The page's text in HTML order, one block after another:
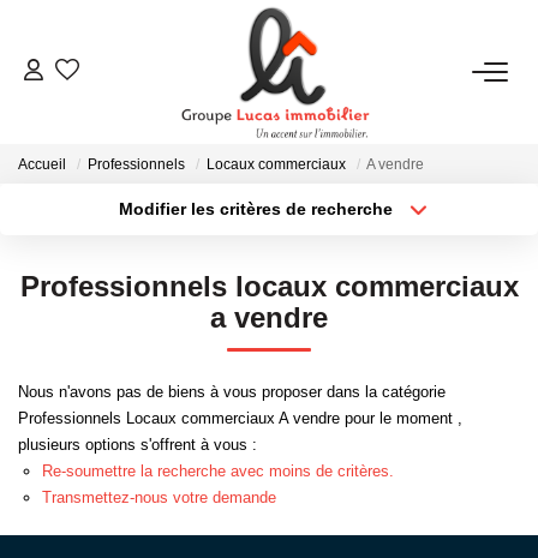
NOUS CONTACTER
ESTIMER
NOS RÉALISATIONS
Accueil Professionnels Locaux commerciaux A vendre
Modifier les critères de recherche
Type de bien
Surface min
Créer une alerte
Professionnels locaux commerciaux
a vendre
Nous n'avons pas de biens à vous proposer dans la catégorie
Professionnels Locaux commerciaux A vendre pour le moment ,
plusieurs options s'offrent à vous :
Re-soumettre la recherche avec moins de critères.
Transmettez-nous votre demande